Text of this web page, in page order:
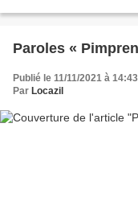
Paroles «
Publié le 11/11/2021 à 14:43
Par Locazil